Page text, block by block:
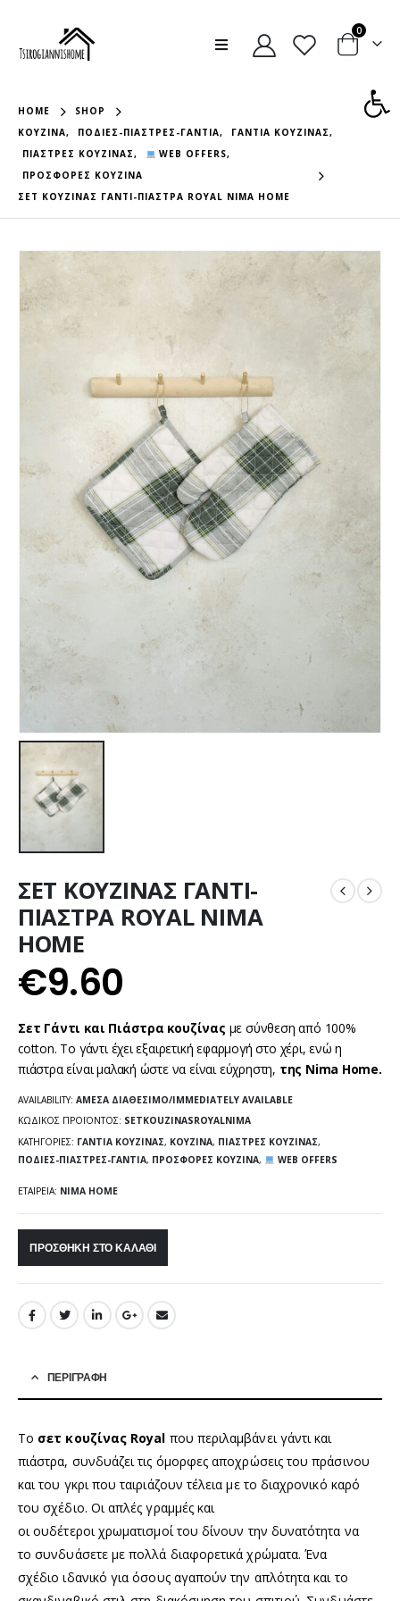
0
HOME
SHOP
ΚΟΥΖΊΝΑ, ΠΟΔΙΈΣ-ΠΙΆΣΤΡΕΣ-ΓΆΝΤΙΑ, ΓΆΝΤΙΑ ΚΟΥΖΊΝΑΣ,
ΠΙΆΣΤΡΕΣ ΚΟΥΖΊΝΑΣ, WEB OFFERS,
ΠΡΟΣΦΟΡΈΣ ΚΟΥΖΊΝΑ
ΣΕΤ ΚΟΥΖΙΝΑΣ ΓΑΝΤΙ-ΠΙΑΣΤΡΑ ROYAL NIMA HOME
ΣΕΤ ΚΟΥΖΙΝΑΣ ΓΑΝΤΙ-
ΠΙΑΣΤΡΑ ROYAL NIMA
HOME
€9.60
Σετ Γάντι και Πιάστρα κουζίνας με σύνθεση από 100%
cotton. Το γάντι έχει εξαιρετική εφαρμογή στο χέρι, ενώ η
πιάστρα είναι μαλακή ώστε να είναι εύχρηστη, της Nima Home.
AVAILABILITY: ΆΜΕΣΑ ΔΙΑΘΈΣΙΜΟ/IMMEDIATELY AVAILABLE
ΚΩΔΙΚΌΣ ΠΡΟΪΌΝΤΟΣ: SETKOUZINASROYALNIMA
ΚΑΤΗΓΟΡΊΕΣ: ΓΆΝΤΙΑ ΚΟΥΖΊΝΑΣ, ΚΟΥΖΊΝΑ, ΠΙΆΣΤΡΕΣ ΚΟΥΖΊΝΑΣ,
ΠΟΔΙΈΣ-ΠΙΆΣΤΡΕΣ-ΓΆΝΤΙΑ, ΠΡΟΣΦΟΡΈΣ ΚΟΥΖΊΝΑ, WEB OFFERS
ΕΤΑΙΡΕΊΑ: NIMA HOME
ΠΡΟΣΘΉΚΗ ΣΤΟ ΚΑΛΆΘΙ
ΠΕΡΙΓΡΑΦΉ
Το σετ κουζίνας Royal που περιλαμβάνει γάντι και
πιάστρα, συνδυάζει τις όμορφες αποχρώσεις του πράσινου
και του γκρι που ταιριάζουν τέλεια με το διαχρονικό καρό
του σχέδιο. Οι απλές γραμμές και
οι ουδέτεροι χρωματισμοί του δίνουν την δυνατότητα να
το συνδυάσετε με πολλά διαφορετικά χρώματα. Ένα
σχέδιο ιδανικό για όσους αγαπούν την απλότητα και το